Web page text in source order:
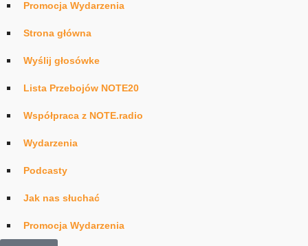
Promocja Wydarzenia
Strona główna
Wyślij głosówke
Lista Przebojów NOTE20
Współpraca z NOTE.radio
Wydarzenia
Podcasty
Jak nas słuchać
Promocja Wydarzenia